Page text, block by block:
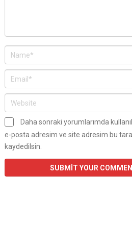
Daha sonraki yorumlarımda
e-posta adresim ve site adresim bu
kaydedilsin.